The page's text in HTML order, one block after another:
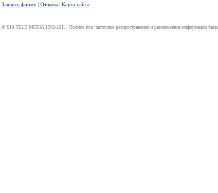
Заявить фирму | Отзывы | Карта сайта
© SIA TELE MEDIA 1992-2011. Полное или частичное распространение и размножение информации